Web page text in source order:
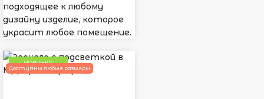
подходящее к любому
дизайну изделие, которое
украсит любое помещение.
НОВИНКА
Доступны любые размеры